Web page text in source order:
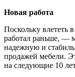
Новая работа
Поскольку влететь
работал раньше, —
надежную и
продажей мебели.
на следующие 10